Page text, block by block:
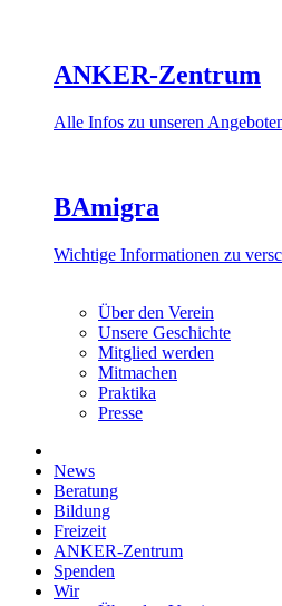
ANKER-Zentrum
Alle Infos zu unseren
BAmigra
Wichtige Informationen zu
Über den Verein
Unsere Geschichte
Mitglied werden
Mitmachen
Praktika
Presse
News
Beratung
Bildung
Freizeit
ANKER-Zentrum
Spenden
Wir